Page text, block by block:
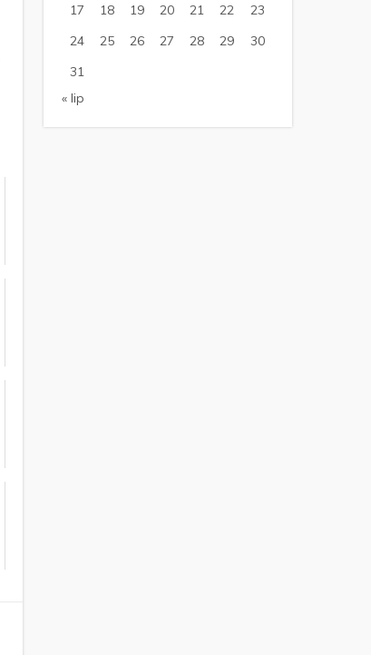
17
18 19 20 21 22
23
24
25 26 27 28 29
30
31
« lip